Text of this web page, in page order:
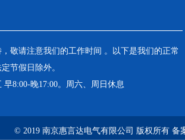
敬请注意我们的工作时间 。以下是我们的正常
节假日除外。
8:00-晚17:00。周六、周日休息
© 2019 南京惠言达电气有限公司 版权所有 备